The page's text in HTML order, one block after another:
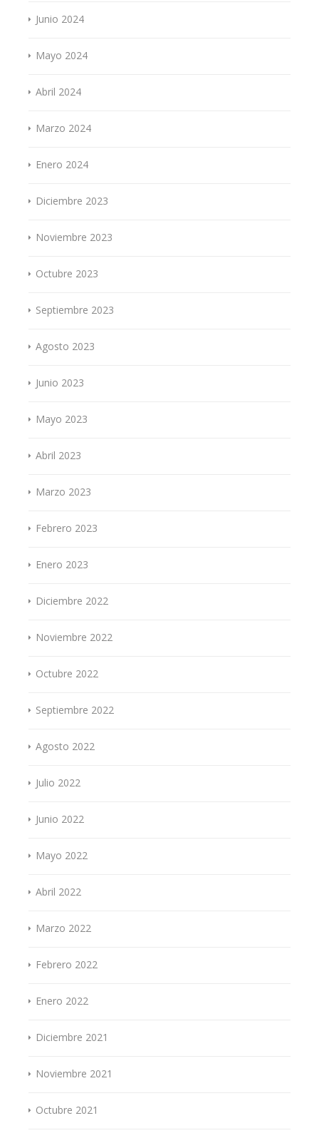
Junio 2024
Mayo 2024
Abril 2024
Marzo 2024
Enero 2024
Diciembre 2023
Noviembre 2023
Octubre 2023
Septiembre 2023
Agosto 2023
Junio 2023
Mayo 2023
Abril 2023
Marzo 2023
Febrero 2023
Enero 2023
Diciembre 2022
Noviembre 2022
Octubre 2022
Septiembre 2022
Agosto 2022
Julio 2022
Junio 2022
Mayo 2022
Abril 2022
Marzo 2022
Febrero 2022
Enero 2022
Diciembre 2021
Noviembre 2021
Octubre 2021